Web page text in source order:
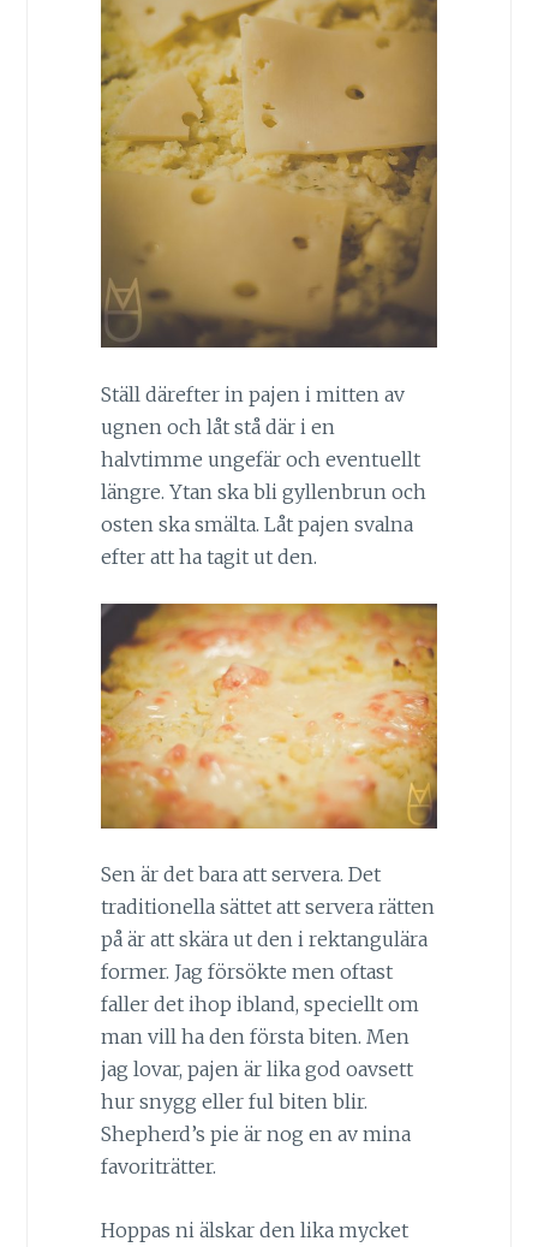
Ställ därefter in pajen i mitten av
ugnen och låt stå där i en
halvtimme ungefär och eventuellt
längre. Ytan ska bli gyllenbrun och
osten ska smälta. Låt pajen svalna
efter att ha tagit ut den.
Sen är det bara att servera. Det
traditionella sättet att servera rätten
på är att skära ut den i rektangulära
former. Jag försökte men oftast
faller det ihop ibland, speciellt om
man vill ha den första biten. Men
jag lovar, pajen är lika god oavsett
hur snygg eller ful biten blir.
Shepherd’s pie är nog en av mina
favoriträtter.
Hoppas ni älskar den lika mycket